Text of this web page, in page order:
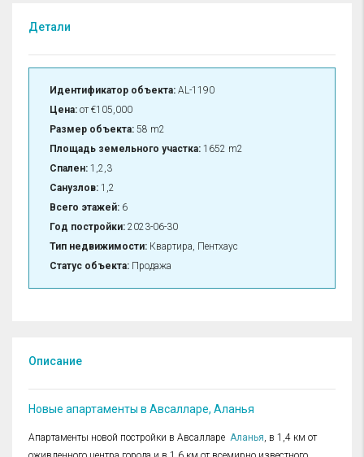
Детали
Идентификатор объекта: AL-1190
Цена: от€105,000
Размер объекта: 58 m2
Площадь земельного участка: 1652 m2
Спален: 1,2,3
Санузлов: 1,2
Всего этажей: 6
Год постройки: 2023-06-30
Тип недвижимости: Квартира, Пентхаус
Статус объекта: Продажа
Описание
Новые апартаменты в Авсалларе, Аланья
Апартаменты новой постройки в Авсалларе Аланья, в 1,4 км от